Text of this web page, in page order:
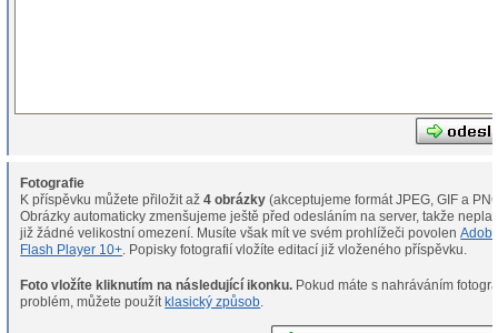
Fotografie
K příspěvku můžete přiložit až4 obrázky (akceptujeme formát JPEG, GIF a
Obrázky automaticky zmenšujeme ještě před odesláním na server, takže
již žádné velikostní omezení. Musíte však mít ve svém prohlížeči povolen
Flash Player 10+ . Popisky fotografií vložíte editací již vloženého příspěvku.
Foto vložíte kliknutím na následující ikonku.
problém, můžete použítklasický způsob